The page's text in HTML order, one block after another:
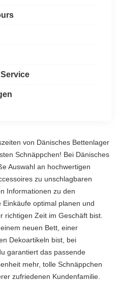
von Dänisches Bettenlager
Schnäppchen! Bei Dänisches
Auswahl an hochwertigen
zu unschlagbaren
Informationen zu den
optimal planen und
richtigen Zeit im Geschäft bist.
neuen Bett, einer
Dekoartikeln bist, bei
garantiert das passende
mehr, tolle Schnäppchen
zufriedenen Kundenfamilie.